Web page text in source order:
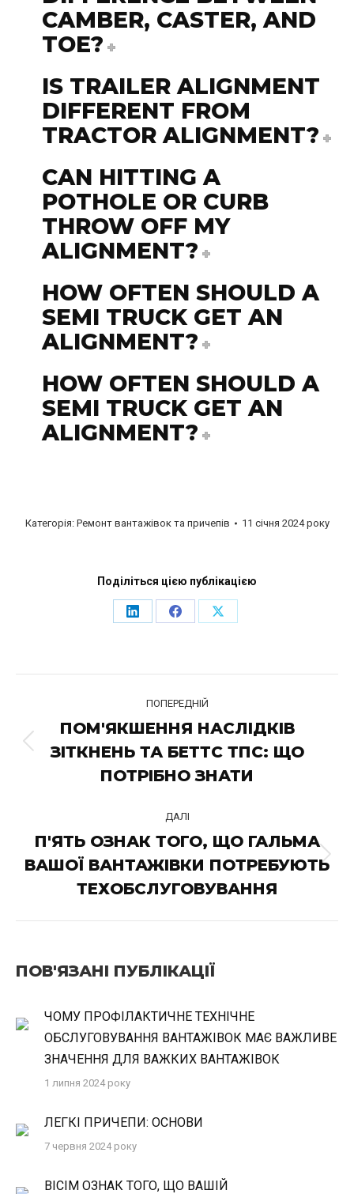
CAMBER, CASTER, AND
TOE?
IS TRAILER ALIGNMENT
DIFFERENT FROM
TRACTOR ALIGNMENT?
CAN HITTING A
POTHOLE OR CURB
THROW OFF MY
ALIGNMENT?
HOW OFTEN SHOULD A
SEMI TRUCK GET AN
ALIGNMENT?
HOW OFTEN SHOULD A
SEMI TRUCK GET AN
ALIGNMENT?
Категорія: Ремонт вантажівок та причепів 11 січня 2024 року
Поділіться цією публікацією
ПоділітьсяПоділітьсяПоділіться
НАВІГАЦІЯ
ПОСТУ
ПОПЕРЕДНІЙ
Попередній
пост:
ПОМ'ЯКШЕННЯ НАСЛІДКІВ
ЗІТКНЕНЬ ТА БЕТТС ТПС: ЩО
ПОТРІБНО ЗНАТИ
ДАЛІ
Наступний
пост:
П'ЯТЬ ОЗНАК ТОГО, ЩО ГАЛЬМА
ВАШОЇ ВАНТАЖІВКИ ПОТРЕБУЮТЬ
ТЕХОБСЛУГОВУВАННЯ
ПОВ'ЯЗАНІ ПУБЛІКАЦІЇ
ЧОМУ ПРОФІЛАКТИЧНЕ ТЕХНІЧНЕ
ОБСЛУГОВУВАННЯ ВАНТАЖІВОК МАЄ ВАЖЛИВЕ
ЗНАЧЕННЯ ДЛЯ ВАЖКИХ ВАНТАЖІВОК
1 липня 2024 року
ЛЕГКІ ПРИЧЕПИ: ОСНОВИ
7 червня 2024 року
ВІСІМ ОЗНАК ТОГО, ЩО ВАШІЙ